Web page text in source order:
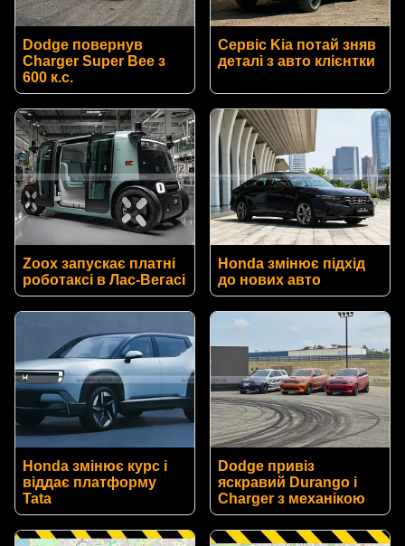
Dodge повернув
Charger Super Bee з
600 к.с.
Сервіс Kia потай зняв
деталі з авто клієнтки
Zoox запускає платні
роботаксі в Лас-Вегасі
Honda змінює підхід
до нових авто
Honda змінює курс і
віддає платформу
Tata
Dodge привіз
яскравий Durango і
Charger з механікою